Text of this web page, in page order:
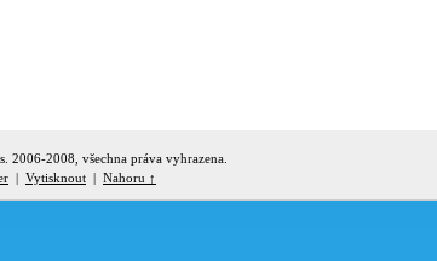
2006-2008, všechna práva vyhrazena.
| Vytisknout | Nahoru ↑